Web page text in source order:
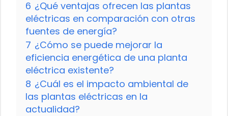
6 ¿Qué ventajas ofrecen las plantas
eléctricas en comparación con otras
fuentes de energía?
7 ¿Cómo se puede mejorar la
eficiencia energética de una planta
eléctrica existente?
8 ¿Cuál es el impacto ambiental de
las plantas eléctricas en la
actualidad?